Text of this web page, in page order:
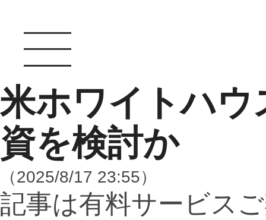
米ホワイトハ
資を検討か
（2025/8/17 23:55）
記事は有料サービス